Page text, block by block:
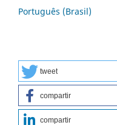
Português (Brasil)
tweet
compartir
compartir